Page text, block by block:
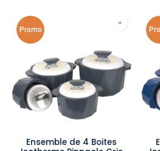
Promo
Ensemble de 4 Boites